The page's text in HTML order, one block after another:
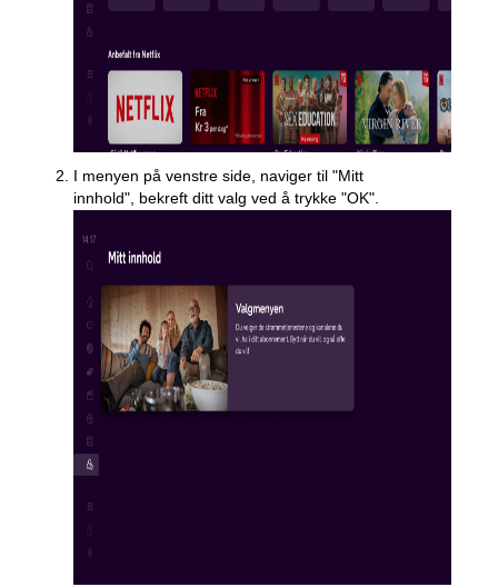
I menyen på venstre side, naviger til "Mitt
innhold", bekreft ditt valg ved å trykke "OK".